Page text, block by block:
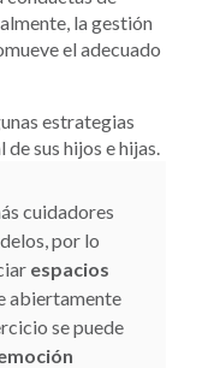
la gestión
el adecuado
estrategias
sus hijos e hijas.
cuidadores
por lo
espacios
abiertamente
se puede